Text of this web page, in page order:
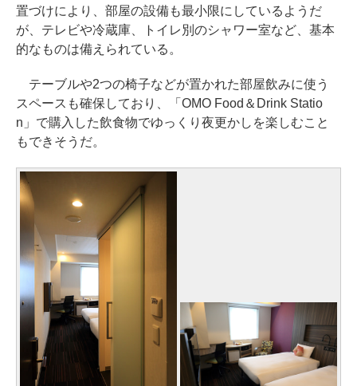
置づけにより、部屋の設備も最小限にしているようだ
が、テレビや冷蔵庫、トイレ別のシャワー室など、基本
的なものは備えられている。
テーブルや2つの椅子などが置かれた部屋飲みに使う
スペースも確保しており、「OMO Food＆Drink Statio
n」で購入した飲食物でゆっくり夜更かしを楽しむこと
もできそうだ。